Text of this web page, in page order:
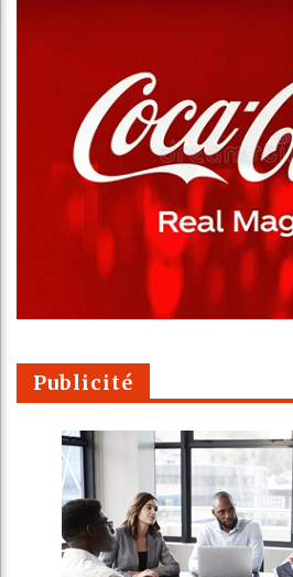
Publicité